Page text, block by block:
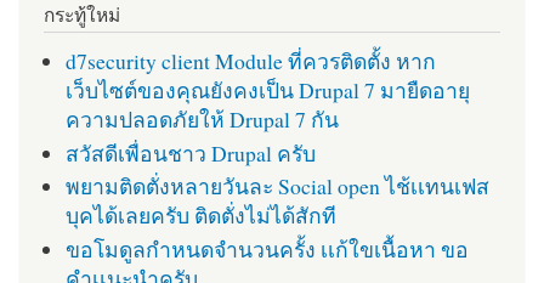
กระทู้ใหม่
d7security client Module ที่ควรติดตั้ง หาก
เว็บไซต์ของคุณยังคงเป็น Drupal 7 มายืดอายุ
ความปลอดภัยให้ Drupal 7 กัน
สวัสดีเพื่อนชาว Drupal ครับ
พยามติดตั่งหลายวันละ Social open ไช้เเทนเฟส
บุคได้เลยครับ ติดตั่งไม่ได้สักที
ขอโมดูลกำหนดจำนวนครั้ง เเก้ใขเนื้อหา ขอ